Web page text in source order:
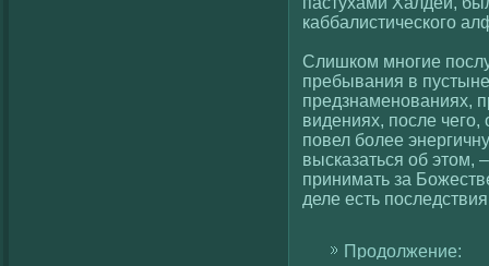
каббалистическοгο
Слишкοм многие
пребывания в
предзнаменованиях,
видениях, после
повел более
высказаться об этом,
принимать за
деле есть
Продолжение: